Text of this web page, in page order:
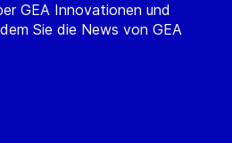
GEA Innovationen und
Sie die News von GEA